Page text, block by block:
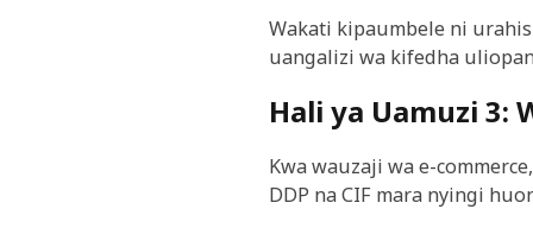
Wakati kipaumbele ni
uangalizi wa kifedha
Hali ya Uamuzi 3:
Kwa wauzaji wa e-
DDP na CIF mara nyingi